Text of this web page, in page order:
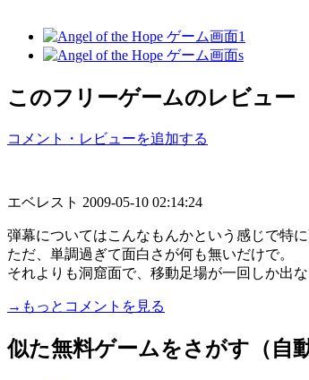
このフリーゲームのレビュー
コメント・レビューを追加する
エベレスト 2009-05-10 02:14:24
弾幕についてはこんなもんかという感じで特
ただ、単調過ぎて面白さが何も無いだけで。
それよりも洞窟面で、移動足場が一回しか出
→もっとコメントを見る
似た無料ゲームをさがす（自動